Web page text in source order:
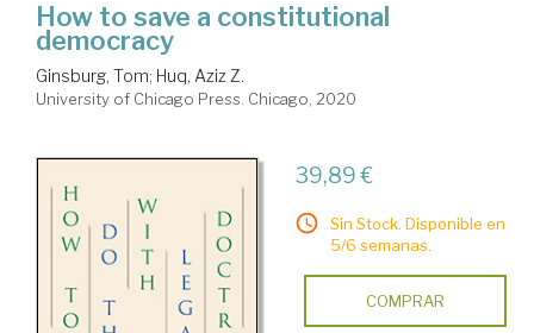
How to save a constitutional
democracy
Ginsburg, Tom; Huq, Aziz Z.
University of Chicago Press. Chicago, 2020
39,89 €
Sin Stock. Disponible en
5/6 semanas.
COMPRAR